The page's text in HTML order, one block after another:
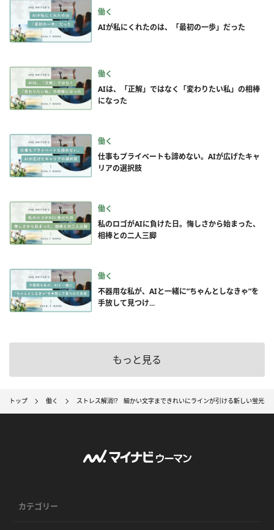
働く
AIが私にくれたのは、「最初の一歩」だった
働く
AIは、「正解」ではなく「変わりたい私」の相棒
になった
働く
仕事もプライベートも諦めない。AIが広げたキャ
リアの選択肢
働く
私のロゴがAIに負けた日。悔しさから始まった、
相棒との二人三脚
働く
不器用な私が、AIと一緒に”ちゃんとしなきゃ”を
手放して見つけ...
もっと見る
トップ 働く ストレス解消!? 細かい文字まできれいにラインが引ける新しい蛍光ペ
カテゴリー